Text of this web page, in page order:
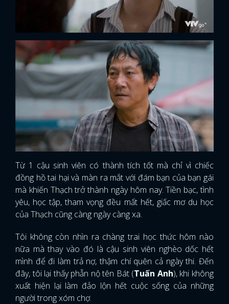
Từ 1 cậu sinh viên có thành tích tốt mà chỉ vì chiếc
đồng hồ tai hại và màn ra mắt với đám bạn của bạn gái
mà khiến Thạch trở thành ngày hôm nay. Tiền bạc, tình
yêu, học tập, tham vọng đều mất hết, giấc mơ du học
của Thạch cũng càng ngày càng xa.
Tôi không còn nhìn ra chàng trai học thức hôm nào
nữa mà thay vào đó là cậu sinh viên nghèo dốc hết
mình để đi làm trả nợ, thậm chí quên cả ngày thi. Đến
đây, tôi lại thấy phẫn nộ tên Bát (Tuấn Anh), khi không
xuất hiện lại làm đảo lộn hết cuộc sống của những
người trong xóm chợ.